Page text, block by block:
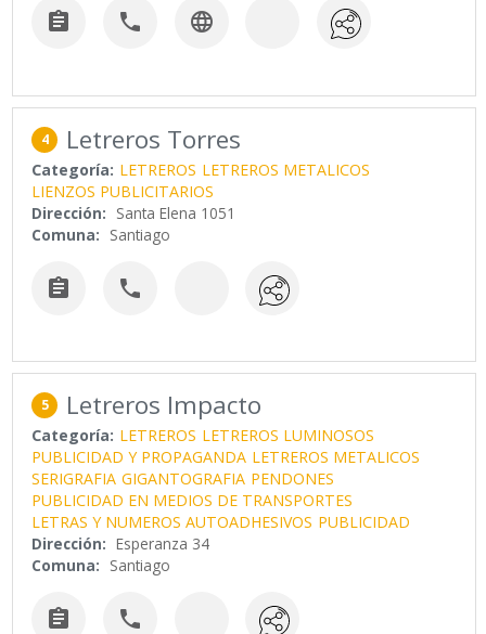
  
4 Letreros Torres
Categoría: LETREROS LETREROS METALICOS
LIENZOS PUBLICITARIOS
Dirección: Santa Elena 1051
Comuna: Santiago
 
5 Letreros Impacto
Categoría: LETREROS LETREROS LUMINOSOS
PUBLICIDAD Y PROPAGANDA LETREROS METALICOS
SERIGRAFIA GIGANTOGRAFIA PENDONES
PUBLICIDAD EN MEDIOS DE TRANSPORTES
LETRAS Y NUMEROS AUTOADHESIVOS PUBLICIDAD
Dirección: Esperanza 34
Comuna: Santiago
 